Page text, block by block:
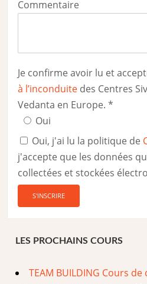
Commentaire
Je confirme avoir lu et
à l’inconduite des Centres
Vedanta en Europe.*
Oui
Oui, j'ai lu la politique de
j'accepte que les données
collectées et stockées
LES PROCHAINS COURS
TEAM BUILDING Cours